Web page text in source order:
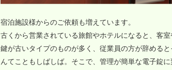
宿泊施設様からのご依頼も増えています。
古くから営業されている旅館やホテルになると、客
鍵が古いタイプのものが多く、従業員の方が辞める
んてこともしばしば。そこで、管理が簡単な電子錠